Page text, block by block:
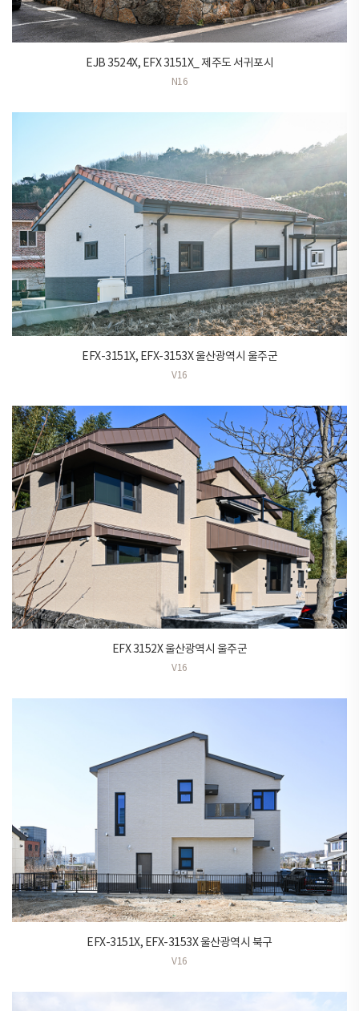
EJB 3524X, EFX 3151X_ 제주도 서귀포시
N16
EFX-3151X, EFX-3153X 울산광역시 울주군
V16
EFX 3152X 울산광역시 울주군
V16
EFX-3151X, EFX-3153X 울산광역시 북구
V16